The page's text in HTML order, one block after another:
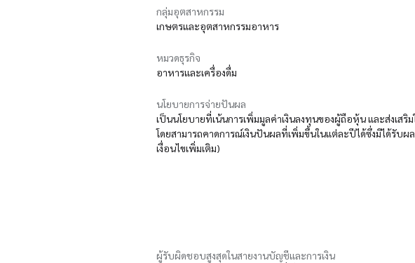
กลุ่มอุตสาหกรรม
เกษตรและอุตสาหกรรมอาหาร
หมวดธุรกิจ
อาหารและเครื่องดื่ม
นโยบายการจ่ายปันผล
เป็นนโยบายที่เน้นการเพิ่มมูลค่าเงินลงทุนของผู้ถือหุ้น และส่งเส
โดยสามารถคาดการณ์เงินปันผลที่เพิ่มขึ้นในแต่ละปีได้ซึ่งมิได้รับ
เงื่อนไขเพิ่มเติม)
ผู้รับผิดชอบสูงสุดในสายงานบัญชีและการเงิน